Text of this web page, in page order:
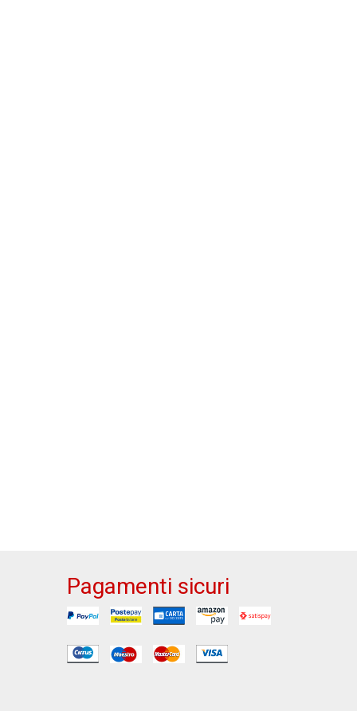
Pagamenti sicuri